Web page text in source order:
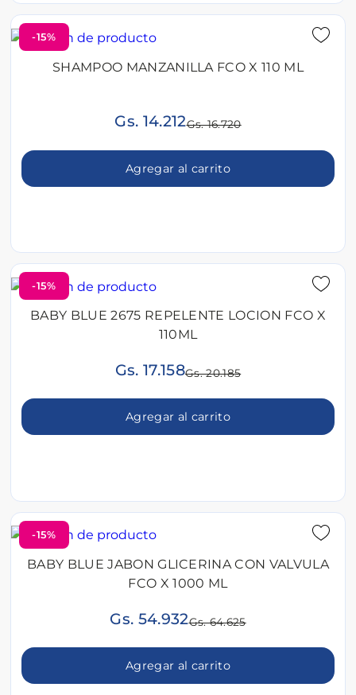
-15%
SHAMPOO MANZANILLA FCO X 110 ML
Gs. 14.212Gs. 16.720
Agregar al carrito
-15%
BABY BLUE 2675 REPELENTE LOCION FCO X
110ML
Gs. 17.158Gs. 20.185
Agregar al carrito
-15%
BABY BLUE JABON GLICERINA CON VALVULA
FCO X 1000 ML
Gs. 54.932Gs. 64.625
Agregar al carrito